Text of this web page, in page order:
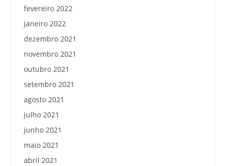
fevereiro 2022
janeiro 2022
dezembro 2021
novembro 2021
outubro 2021
setembro 2021
agosto 2021
julho 2021
junho 2021
maio 2021
abril 2021